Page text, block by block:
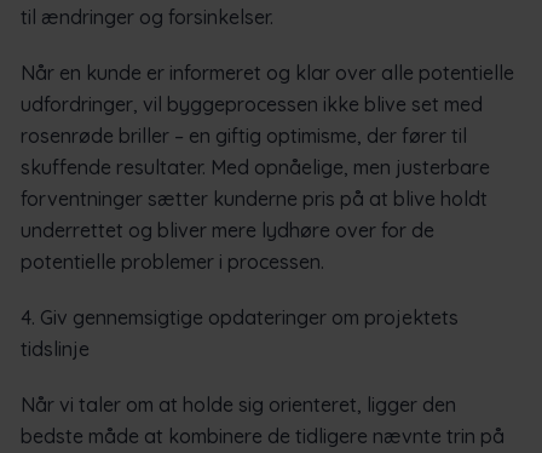
til ændringer og forsinkelser.
Når en kunde er informeret og klar over alle potentielle
udfordringer, vil byggeprocessen ikke blive set med
rosenrøde briller – en giftig optimisme, der fører til
skuffende resultater. Med opnåelige, men justerbare
forventninger sætter kunderne pris på at blive holdt
underrettet og bliver mere lydhøre over for de
potentielle problemer i processen.
4. Giv gennemsigtige opdateringer om projektets
tidslinje
Når vi taler om at holde sig orienteret, ligger den
bedste måde at kombinere de tidligere nævnte trin på